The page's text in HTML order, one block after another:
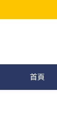
首頁